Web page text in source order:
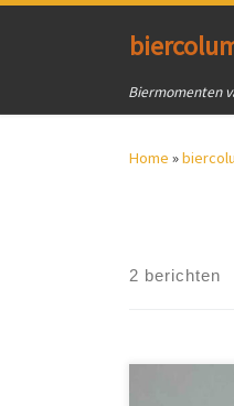
Biermomenten
Home »
2 berichten